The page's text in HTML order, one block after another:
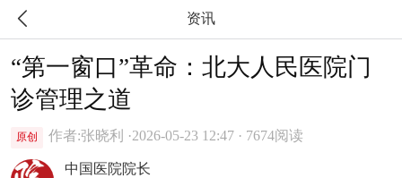
 资讯
“第一窗口”革命：北大人民医院门
诊管理之道
原创 作者:张晓利 ·2026-05-23 12:47 · 7674阅读
中国医院院长